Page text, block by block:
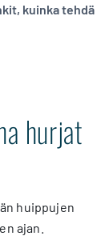
kuinka tehdä
hurjat
huippujen
ajan.